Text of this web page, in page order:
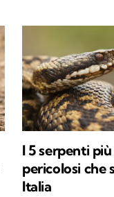
I 5 serpenti
pericolosi che
Italia